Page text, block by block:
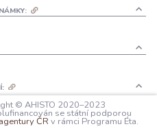
regest v konfirmační knize
© AHISTO 2020–2023
se státní podporou
ČR v rámci Programu Éta.